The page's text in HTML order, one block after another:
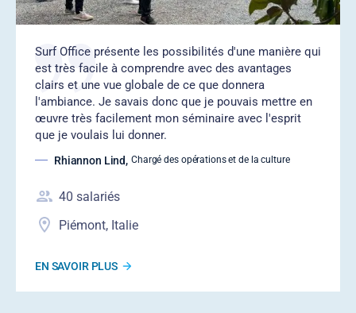
Surf Office présente les possibilités d'une manière qui
est très facile à comprendre avec des avantages
clairs et une vue globale de ce que donnera
l'ambiance. Je savais donc que je pouvais mettre en
œuvre très facilement mon séminaire avec l'esprit
que je voulais lui donner.
Rhiannon Lind, Chargé des opérations et de la culture
40 salariés
Piémont, Italie
EN SAVOIR PLUS